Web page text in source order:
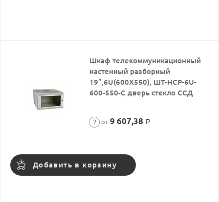
Шкаф телекоммуникационный
настенный разборный
19”,6U(600X550), ШТ-НСР-6U-
600-550-С дверь стекло ССД
от 9 607,38 Р
Добавить в корзину